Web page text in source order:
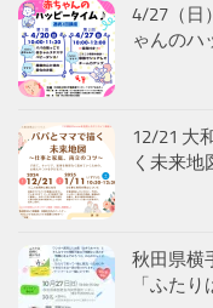
4/27（日
ゃんのハ
12/21 大
く未来地
秋田県横
「ふた